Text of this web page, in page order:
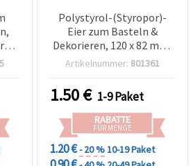
Polystyrol-(Styropor)-
Eier zum Basteln &
Dekorieren, 120 x 82 mm,
Weiß – 2er-Set
Artikelnummer: 801361
1.50€ 1-9 Paket
RABATTE
FÜR MENGE
1.20 €- 20 %10-19 Paket